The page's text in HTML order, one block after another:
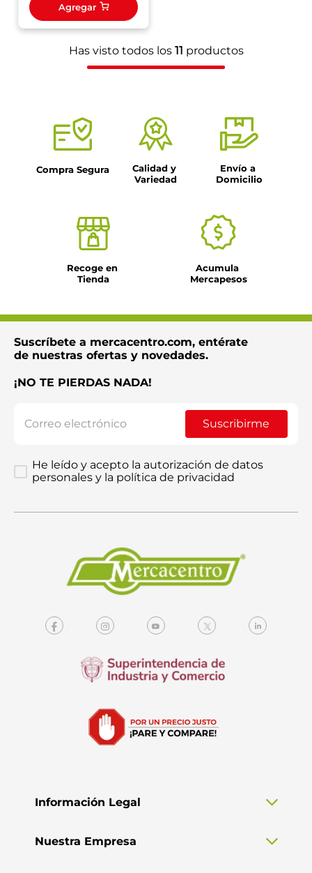
Agregar
Has visto todos los 11 productos
Compra Segura
Calidad y
Variedad
Envío a
Domicilio
Recoge en
Tienda
Acumula
Mercapesos
Suscríbete a mercacentro.com, entérate
de nuestras ofertas y novedades.
¡NO TE PIERDAS NADA!
Suscribirme
He leído y acepto la autorización de datos
personales y la política de privacidad
Información Legal
Nuestra Empresa